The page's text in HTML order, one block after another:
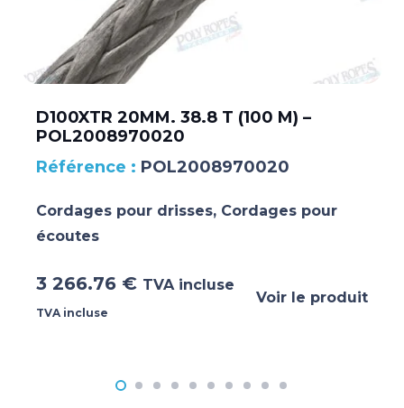
D100XTR 20MM. 38.8 T (100 M) –
POL2008970020
POL2008970020
Cordages pour drisses, Cordages pour
écoutes
3 266.76 € TVA incluse
TVA incluse
Voir le produit